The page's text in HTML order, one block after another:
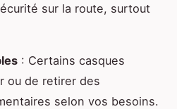
sur la route, surtout
: Certains casques
ou de retirer des
selon vos besoins.